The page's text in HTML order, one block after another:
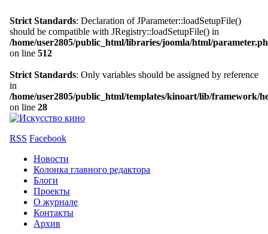
Strict Standards: Declaration of JParameter::loadSetupFile()
should be compatible with JRegistry::loadSetupFile() in
/home/user2805/public_html/libraries/joomla/html/
on line 512
Strict Standards: Only variables should be assigned by reference
in
/home/user2805/public_html/templates/kinoart/lib/framework/
on line 28
RSS Facebook
Новости
Колонка главного редактора
Блоги
Проекты
О журнале
Контакты
Архив